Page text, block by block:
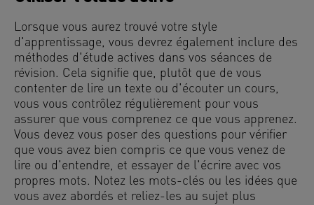
Lorsque vous aurez trouvé votre style
d'apprentissage, vous devrez également inclure des
méthodes d'étude actives dans vos séances de
révision. Cela signifie que, plutôt que de vous
contenter de lire un texte ou d'écouter un cours,
vous vous contrôlez régulièrement pour vous
assurer que vous comprenez ce que vous apprenez.
Vous devez vous poser des questions pour vérifier
que vous avez bien compris ce que vous venez de
lire ou d'entendre, et essayer de l'écrire avec vos
propres mots. Notez les mots-clés ou les idées que
vous avez abordés et reliez-les au sujet plus